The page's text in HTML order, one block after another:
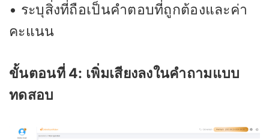
• ระบุสิ่งที่ถือเป็นคำตอบที่ถูกต้องและค่า
คะแนน
ขั้นตอนที่ 4: เพิ่มเสียงลงในคำถามแบบ
ทดสอบ